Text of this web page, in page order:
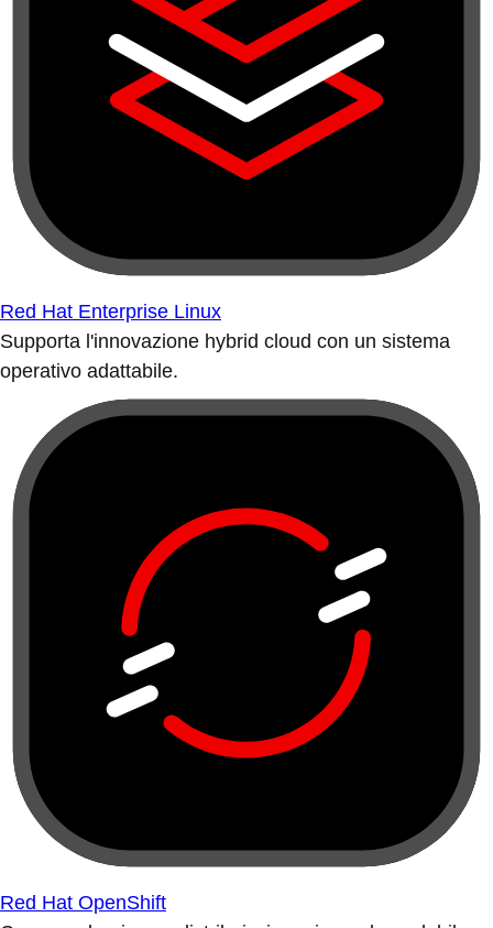
Red Hat Enterprise Linux
Supporta l'innovazione hybrid cloud con un sistema
operativo adattabile.
Red Hat OpenShift